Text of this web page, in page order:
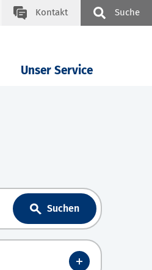
Kontakt Suche
Unser Service
Suchen